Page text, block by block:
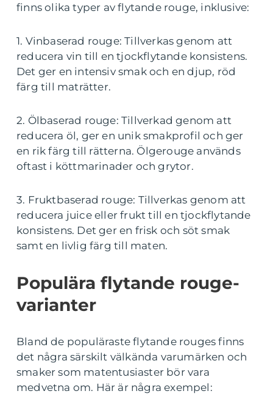
finns olika typer av flytande rouge, inklusive:
1. Vinbaserad rouge: Tillverkas genom att
reducera vin till en tjockflytande konsistens.
Det ger en intensiv smak och en djup, röd
färg till maträtter.
2. Ölbaserad rouge: Tillverkad genom att
reducera öl, ger en unik smakprofil och ger
en rik färg till rätterna. Ölgerouge används
oftast i köttmarinader och grytor.
3. Fruktbaserad rouge: Tillverkas genom att
reducera juice eller frukt till en tjockflytande
konsistens. Det ger en frisk och söt smak
samt en livlig färg till maten.
Populära flytande rouge-
varianter
Bland de populäraste flytande rouges finns
det några särskilt välkända varumärken och
smaker som matentusiaster bör vara
medvetna om. Här är några exempel: